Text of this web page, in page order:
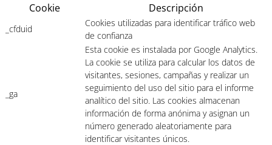
Cookie
Descripción
_cfduid
Cookies utilizadas para identificar tráfico web
de confianza
_ga
Esta cookie es instalada por Google Analytics.
La cookie se utiliza para calcular los datos de
visitantes, sesiones, campañas y realizar un
seguimiento del uso del sitio para el informe
analítico del sitio. Las cookies almacenan
información de forma anónima y asignan un
número generado aleatoriamente para
identificar visitantes únicos.